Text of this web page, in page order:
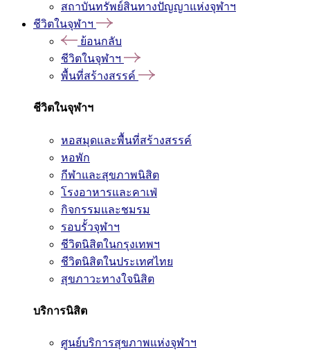
สถาบันทรัพย์สินทางปัญญาแห่งจุฬาฯ
ชีวิตในจุฬาฯ
ย้อนกลับ
ชีวิตในจุฬาฯ
พื้นที่สร้างสรรค์
ชีวิตในจุฬาฯ
หอสมุดและพื้นที่สร้างสรรค์
หอพัก
กีฬาและสุขภาพนิสิต
โรงอาหารและคาเฟ่
กิจกรรมและชมรม
รอบรั้วจุฬาฯ
ชีวิตนิสิตในกรุงเทพฯ
ชีวิตนิสิตในประเทศไทย
สุขภาวะทางใจนิสิต
บริการนิสิต
ศูนย์บริการสุขภาพแห่งจุฬาฯ